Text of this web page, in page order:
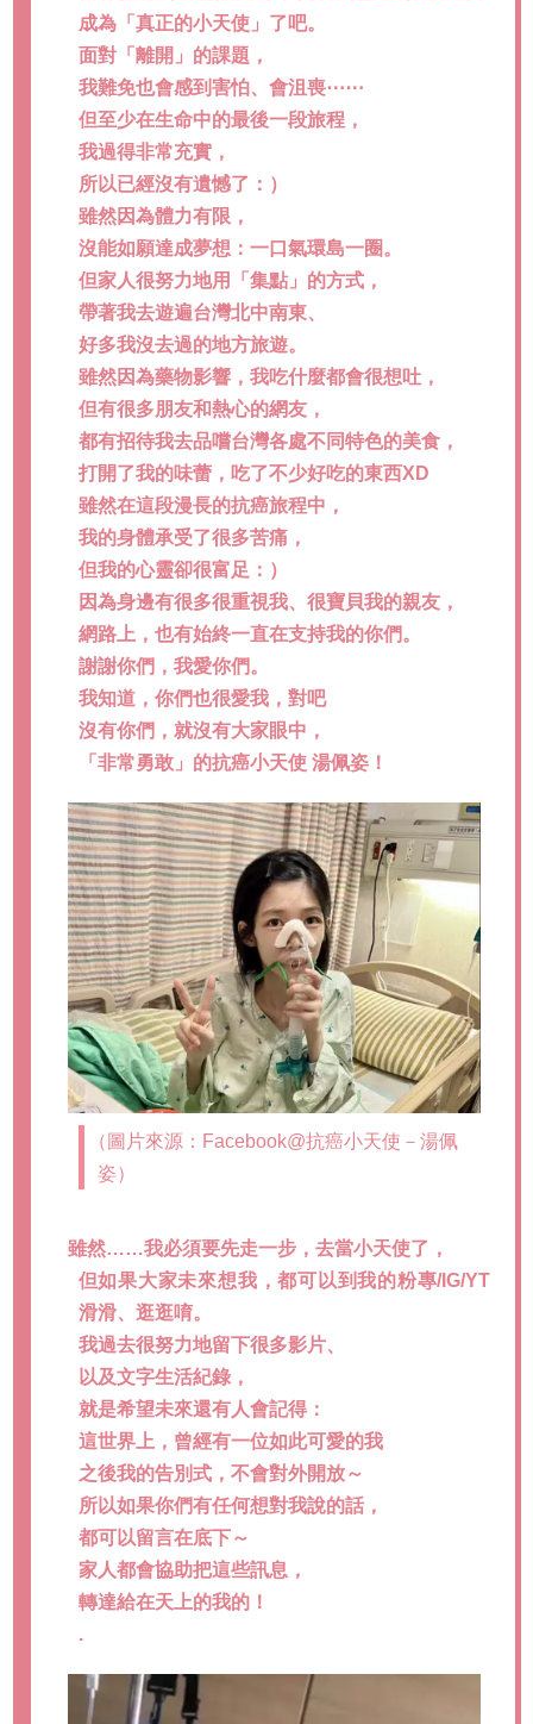
成為「真正的小天使」了吧。
面對「離開」的課題，
我難免也會感到害怕、會沮喪⋯⋯
但至少在生命中的最後一段旅程，
我過得非常充實，
所以已經沒有遺憾了：）
雖然因為體力有限，
沒能如願達成夢想：一口氣環島一圈。
但家人很努力地用「集點」的方式，
帶著我去遊遍台灣北中南東、
好多我沒去過的地方旅遊。
雖然因為藥物影響，我吃什麼都會很想吐，
但有很多朋友和熱心的網友，
都有招待我去品嚐台灣各處不同特色的美食，
打開了我的味蕾，吃了不少好吃的東西XD
雖然在這段漫長的抗癌旅程中，
我的身體承受了很多苦痛，
但我的心靈卻很富足：）
因為身邊有很多很重視我、很寶貝我的親友，
網路上，也有始終一直在支持我的你們。
謝謝你們，我愛你們。
我知道，你們也很愛我，對吧
沒有你們，就沒有大家眼中，
「非常勇敢」的抗癌小天使 湯佩姿！
（圖片來源：Facebook@抗癌小天使－湯佩
姿）
雖然……我必須要先走一步，去當小天使了，
但如果大家未來想我，都可以到我的粉專/IG/YT
滑滑、逛逛唷。
我過去很努力地留下很多影片、
以及文字生活紀錄，
就是希望未來還有人會記得：
這世界上，曾經有一位如此可愛的我
之後我的告別式，不會對外開放～
所以如果你們有任何想對我說的話，
都可以留言在底下～
家人都會協助把這些訊息，
轉達給在天上的我的！
.